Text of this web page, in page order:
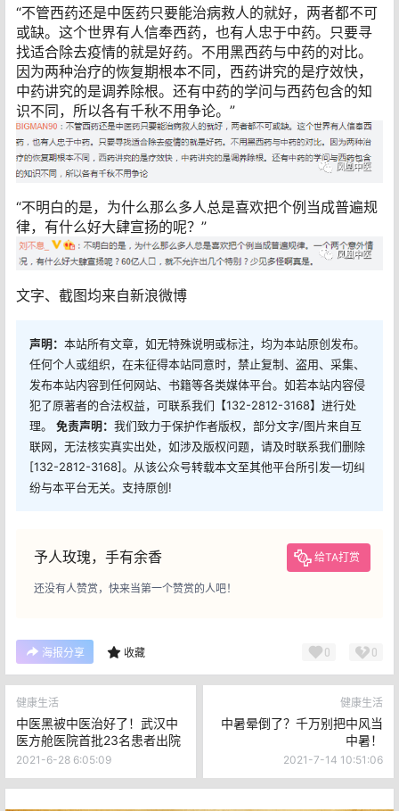
“不管西药还是中医药只要能治病救人的就好，两者都不可
或缺。这个世界有人信奉西药，也有人忠于中药。只要寻
找适合除去疫情的就是好药。不用黑西药与中药的对比。
因为两种治疗的恢复期根本不同，西药讲究的是疗效快，
中药讲究的是调养除根。还有中药的学问与西药包含的知
识不同，所以各有千秋不用争论。”
“不明白的是，为什么那么多人总是喜欢把个例当成普遍规
律，有什么好大肆宣扬的呢？”
文字、截图均来自新浪微博
声明： 本站所有文章，如无特殊说明或标注，均为本站原创发布。
任何个人或组织，在未征得本站同意时，禁止复制、盗用、采集、
发布本站内容到任何网站、书籍等各类媒体平台。如若本站内容侵
犯了原著者的合法权益，可联系我们【132-2812-3168】进行处
理。 免责声明： 我们致力于保护作者版权，部分文字/图片来自互
联网，无法核实真实出处，如涉及版权问题，请及时联系我们删除
[132-2812-3168]。从该公众号转载本文至其他平台所引发一切纠
纷与本平台无关。支持原创!
予人玫瑰，手有余香 给TA打赏
还没有人赞赏，快来当第一个赞赏的人吧！
海报分享 收藏 0 0
健康生活
中医黑被中医治好了！武汉中
医方舱医院首批23名患者出院
2021-6-28 6:05:09
健康生活
中暑晕倒了？千万别把中风当
中暑！
2021-7-14 10:51:06